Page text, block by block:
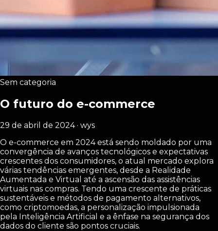
Sem categoria
O futuro do e-commerce
29 de abril de 2024 · wys
O e-commerce em 2024 está sendo moldado por uma
convergência de avanços tecnológicos e expectativas
crescentes dos consumidores, o atual mercado explora
várias tendências emergentes, desde a Realidade
Aumentada e Virtual até a ascensão das assistências
virtuais nas compras. Tendo uma crescente de práticas
sustentáveis e métodos de pagamento alternativos,
como criptomoedas, a personalização impulsionada
pela Inteligência Artificial e a ênfase na segurança dos
dados do cliente são pontos cruciais.